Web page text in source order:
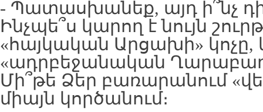
- Պատասխանեք, այդ ի՞նչ
Ինչպե՞ս կարող է նույն
«հայկական Արցախի» կոչը,
«ադրբեջանական
Մի՞թե Ձեր բառարանում
միայն կործանում։